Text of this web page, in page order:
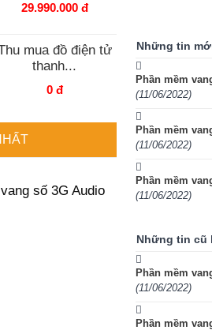
Những tin
Phần mềm
(11/06/2022)
Phần mềm
(11/06/2022)
Phần mềm
(11/06/2022)
Những tin cũ
Phần mềm
(11/06/2022)
Phần mềm
29.990.000 đ
mua đồ điện tử
thanh...
0 đ
số 3G Audio